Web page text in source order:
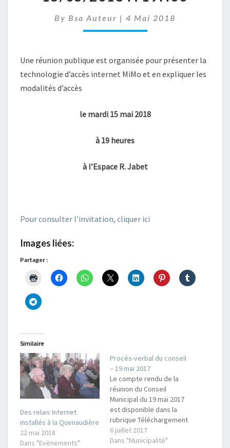
15/05/2018
À
By Bsa Auteur | 4 Mai 2018
Une réunion publique est organisée pour présenter la
technologie d’accès internet MiMo et en expliquer les
modalités d’accès
le mardi 15 mai 2018
à 19 heures
à l’Espace R. Jabet
Pour consulter l’invitation, cliquer ici
Images liées:
Partager :
Similaire
Des relais Internet
installés à la Quenaudière
22 mai 2018
Dans "Evènements"
Procès-verbal du conseil
– 19 mai 2017
Le compte rendu de la
réunion du Conseil
Municipal du 19 mai 2017
est disponible dans la
rubrique Téléchargement
s avec les autres
compte-rendus. L'ordre
6 juillet 2017
Dans "Municipalité"